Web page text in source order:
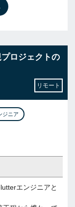
プロジェクトの
リモート
ジニア
エンジニアと